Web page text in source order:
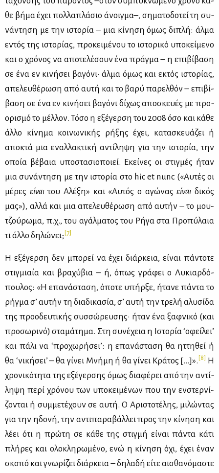
θε βή­μα έχει πολ­λα­πλά­σιο άνοιγ­μα–, ση­μα­το­δο­τεί τη συ­
νά­ντη­ση με την ιστο­ρία – μια κί­νη­ση όμως δι­πλή: άλ­μα
εντός της ιστο­ρί­ας, προ­κει­μέ­νου το ιστο­ρι­κό υπο­κεί­με­νο
και ο χρό­νος να απο­τε­λέ­σουν ένα πράγ­μα – η επι­βί­βα­ση
σε ένα εν κι­νή­σει βα­γό­νι· άλ­μα όμως και εκτός ιστο­ρί­ας,
απε­λευ­θέ­ρω­ση από αυ­τή και το βα­ρύ πα­ρελ­θόν – επι­βί­
βα­ση σε ένα εν κι­νή­σει βα­γό­νι δί­χως απο­σκευ­ές με προ­
ο­ρι­σμό το μέλ­λον. Τό­σο η εξέ­γερ­ση του 2008 όσο και κά­θε
άλ­λο κί­νη­μα κοι­νω­νι­κής ρή­ξης έχει, κα­τα­σκευά­ζει ή
απο­κτά μια εναλ­λα­κτι­κή αντί­λη­ψη για την ιστο­ρία, την
οποία βέ­βαια υπο­στα­σιο­ποιεί. Εκεί­νες οι στιγ­μές ήταν
μια συ­νά­ντη­ση με την ιστο­ρία στο hic et nunc («Αυ­τές οι
μέ­ρες εί­ναιτου Αλέ­ξη» και «Αυ­τός ο αγώ­ναςεί­ναι δι­κός
μας»), αλ­λά και μια απε­λευ­θέ­ρω­ση από αυ­τήν – το μου­
τζού­ρω­μα, π.χ., του αγάλ­μα­τος του Ρή­γα στα Προ­πύ­λαια
τι άλ­λο δη­λώ­νει; [7]
Η εξέ­γερ­ση δεν μπο­ρεί να έχει διάρ­κεια, εί­ναι πά­ντο­τε
στιγ­μιαία και βρα­χύ­βια – ή, όπως γρά­φει ο Λυ­κιαρ­δό­
που­λος: «Η επα­νά­στα­ση, όπο­τε υπήρ­ξε, ήτα­νε πά­ντα το
ρήγ­μα σ’ αυ­τήν τη δια­δι­κα­σία, σ’ αυ­τή την τρε­λή αλυ­σί­δα
της προ­ο­δευ­τι­κής συσ­σώ­ρευ­σης· ήταν ένα ξαφ­νι­κό (και
προ­σω­ρι­νό) στα­μά­τη­μα. Στη συ­νέ­χεια η Ιστο­ρία ‘οφεί­λει’
και πά­λι να ‘προ­χω­ρή­σει’: η επα­νά­στα­ση θα ητ­τη­θεί ή
θα ‘νι­κή­σει’ – θα γί­νει Μνή­μη ή θα γί­νει Κρά­τος […]». [8] Η
χρο­νι­κό­τη­τα της εξέ­γερ­σης όμως δια­φέ­ρει από την αντί­
λη­ψη πε­ρί χρό­νου των υπο­κει­μέ­νων που την εν­στερ­νί­
ζο­νται ή συμ­με­τέ­χουν σε αυ­τή. Ο Αρι­στο­τέ­λης, μι­λώ­ντας
για την ηδο­νή, την αντι­πα­ρα­βάλ­λει προς την κί­νη­ση και
λέ­ει ότι η πρώ­τη σε κά­θε της στιγ­μή εί­ναι πά­ντα κά­τι
πλή­ρες και ολο­κλη­ρω­μέ­νο, ενώ η κί­νη­ση όχι, έχει έναν
σκο­πό και γνω­ρί­ζει διάρ­κεια – δη­λα­δή εί­τε αι­σθα­νό­μα­στε